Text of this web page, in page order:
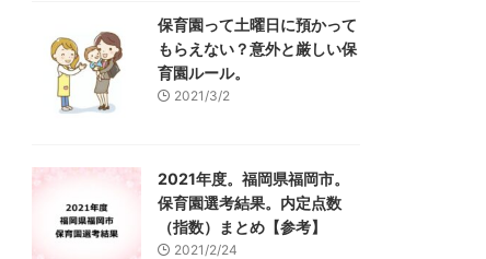
保育園って土曜日に預かって
もらえない？意外と厳しい保
育園ルール。
2021/3/2
2021年度。福岡県福岡市。
保育園選考結果。内定点数
（指数）まとめ【参考】
2021/2/24